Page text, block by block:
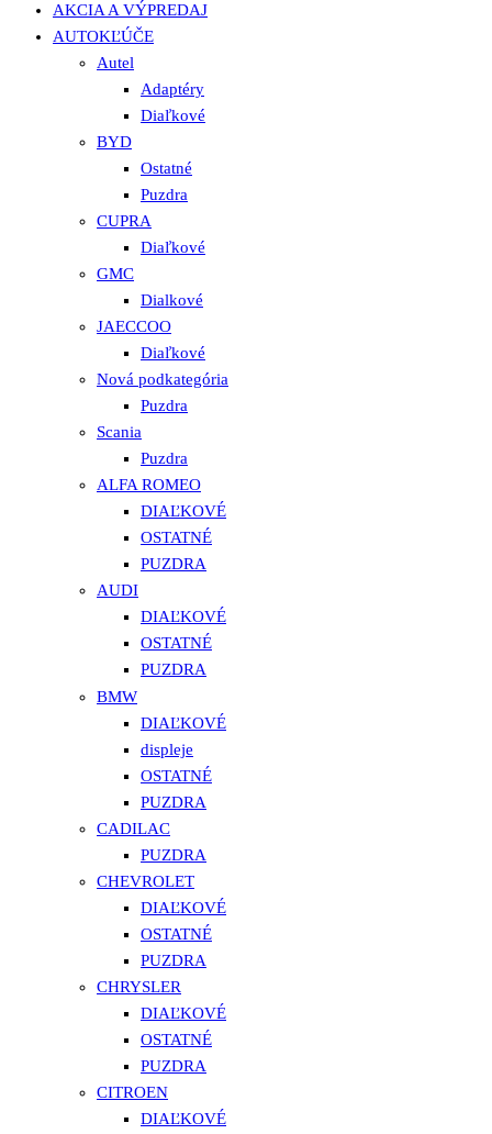
AKCIA A VÝPREDAJ
AUTOKĽÚČE
Autel
Adaptéry
Diaľkové
BYD
Ostatné
Puzdra
CUPRA
Diaľkové
GMC
Dialkové
JAECCOO
Diaľkové
Nová podkategória
Puzdra
Scania
Puzdra
ALFA ROMEO
DIAĽKOVÉ
OSTATNÉ
PUZDRA
AUDI
DIAĽKOVÉ
OSTATNÉ
PUZDRA
BMW
DIAĽKOVÉ
displeje
OSTATNÉ
PUZDRA
CADILAC
PUZDRA
CHEVROLET
DIAĽKOVÉ
OSTATNÉ
PUZDRA
CHRYSLER
DIAĽKOVÉ
OSTATNÉ
PUZDRA
CITROEN
DIAĽKOVÉ